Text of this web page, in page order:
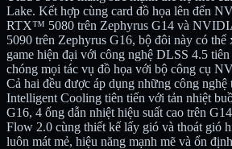
Lake. Kết hợp cùng card đồ họa lên đến
RTX™ 5080 trên Zephyrus G14 và
5090 trên Zephyrus G16, bộ đôi này có
game hiện đại với công nghệ DLSS 4.5
chóng mọi tác vụ đồ họa với bộ công cụ
Cả hai đều được áp dụng những công nghệ
Intelligent Cooling tiên tiến với tản nhiệt
G16, 4 ống dẫn nhiệt hiệu suất cao trên
Flow 2.0 cùng thiết kế lấy gió và thoát gió
luôn mát mẻ, hiệu năng mạnh mẽ và ổn